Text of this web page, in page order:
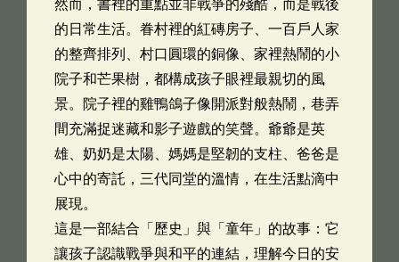
然而，書裡的重點並非戰爭的殘酷，而是戰後
的日常生活。眷村裡的紅磚房子、一百戶人家
的整齊排列、村口圓環的銅像、家裡熱鬧的小
院子和芒果樹，都構成孩子眼裡最親切的風
景。院子裡的雞鴨鴿子像開派對般熱鬧，巷弄
間充滿捉迷藏和影子遊戲的笑聲。爺爺是英
雄、奶奶是太陽、媽媽是堅韌的支柱、爸爸是
心中的寄託，三代同堂的溫情，在生活點滴中
展現。
這是一部結合「歷史」與「童年」的故事：它
讓孩子認識戰爭與和平的連結，理解今日的安